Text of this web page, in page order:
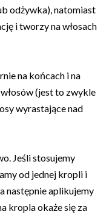
odżywka), natomiast
i tworzy na włosach
na końcach i na
(jest to zwykle
wyrastające nad
Jeśli stosujemy
od jednej kropli i
następnie aplikujemy
kropla okaże się za